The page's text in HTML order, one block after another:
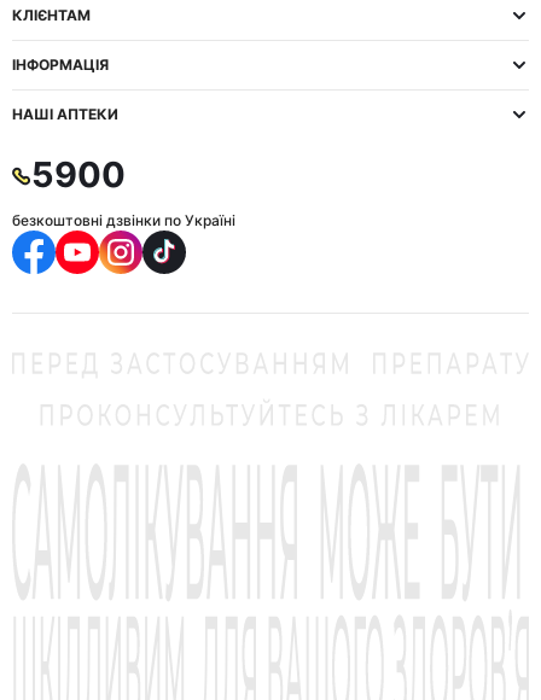
КЛІЄНТАМ
ІНФОРМАЦІЯ
НАШІ АПТЕКИ
5900
безкоштовні дзвінки по Україні